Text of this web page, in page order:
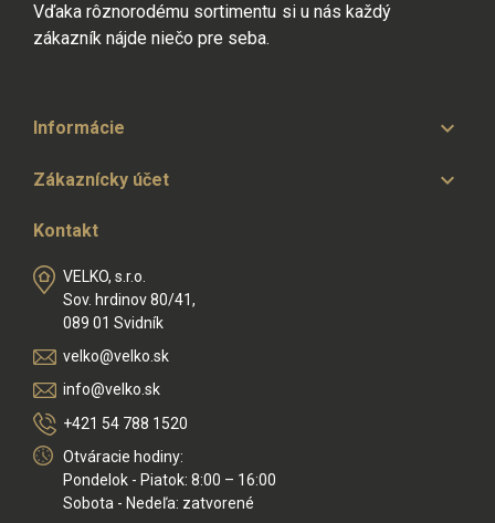
Vďaka rôznorodému sortimentu si u nás každý
zákazník nájde niečo pre seba.
Informácie 
Zákaznícky účet 
Kontakt
VELKO, s.r.o.
Sov. hrdinov 80/41,
089 01 Svidník
velko@velko.sk
info@velko.sk
+421 54 788 1520
Otváracie hodiny:
Pondelok - Piatok: 8:00 – 16:00
Sobota - Nedeľa: zatvorené